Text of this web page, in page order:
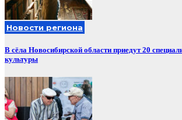
Новости региона
В сёла Новосибирской области приедут 20
культуры